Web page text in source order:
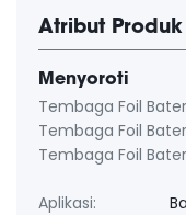
Atribut Produk
Menyoroti
Tembaga Foil
Tembaga Foil
Tembaga Foil
Aplikasi: